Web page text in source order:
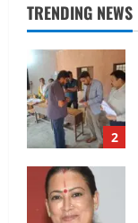
TRENDING NEWS
2
3